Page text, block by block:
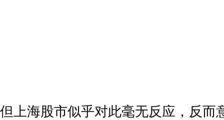
但上海股市似乎对此毫无反应，反而